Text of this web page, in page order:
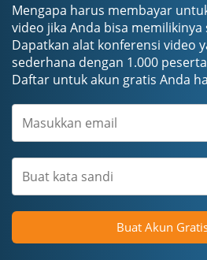
Mengapa harus membayar
video jika Anda bisa memilikinya
Dapatkan alat konferensi video
sederhana dengan 1.000
Daftar untuk akun gratis Anda
Buat Akun